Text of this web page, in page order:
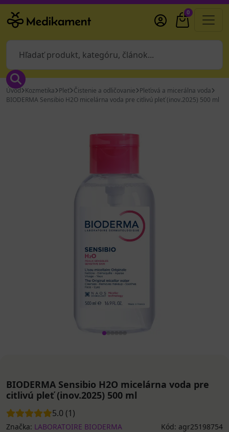
0
Úvod Kozmetika Pleť Čistenie a odličovanie Pleťová a micerálna voda
BIODERMA Sensibio H2O micelárna voda pre citlivú pleť (inov.2025) 500 ml
BIODERMA Sensibio H2O micelárna voda pre
citlivú pleť (inov.2025) 500 ml
5.0 (1)
Značka: LABORATOIRE BIODERMA Kód: agr25198754